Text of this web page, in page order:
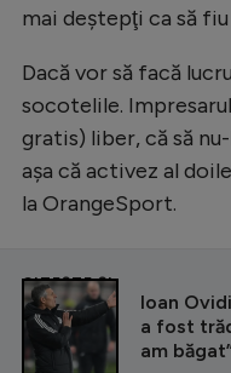
Creează
mai deştepţi ca să
Dacă vor să facă
socotelile.
gratis) liber, că să
aşa că activez al
la OrangeSport.
CITEȘTE ȘI
Ioan
a fost
am